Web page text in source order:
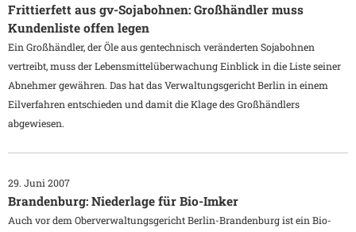
Frittierfett aus gv-Sojabohnen: Großhändler muss
Kundenliste offen legen
Ein Großhändler, der Öle aus gentechnisch veränderten Sojabohnen
vertreibt, muss der Lebensmittelüberwachung Einblick in die Liste seiner
Abnehmer gewähren. Das hat das Verwaltungsgericht Berlin in einem
Eilverfahren entschieden und damit die Klage des Großhändlers
abgewiesen.
29. Juni 2007
Brandenburg: Niederlage für Bio-Imker
Auch vor dem Oberverwaltungsgericht Berlin-Brandenburg ist ein Bio-